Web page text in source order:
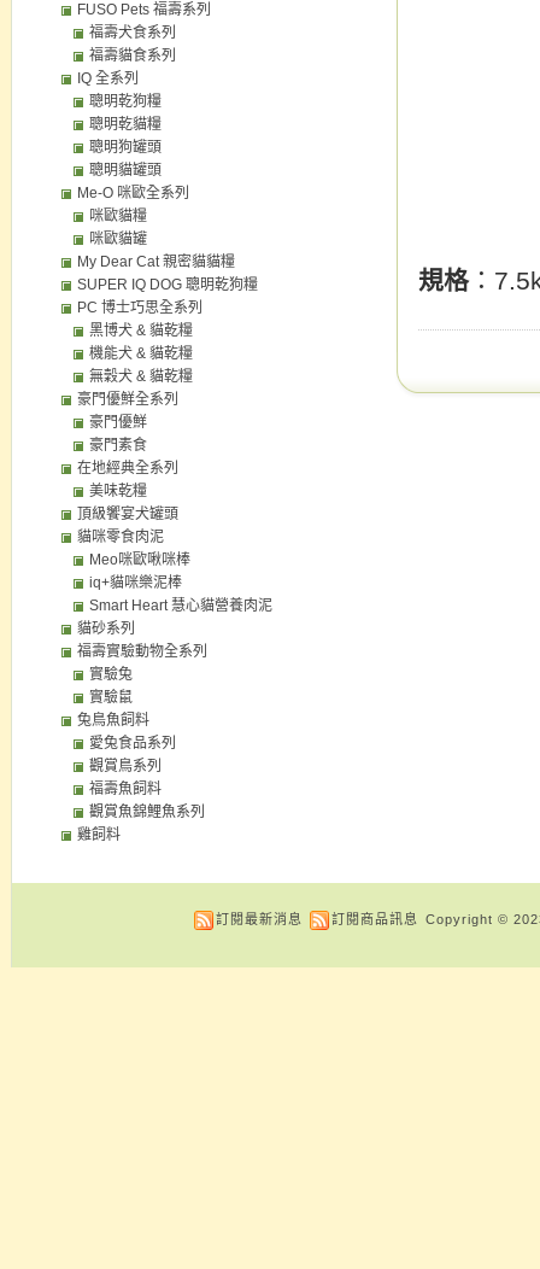
規格：
FUSO Pets 福壽系列
福壽犬食系列
福壽貓食系列
IQ 全系列
聰明乾狗糧
聰明乾貓糧
聰明狗罐頭
聰明貓罐頭
Me-O 咪歐全系列
咪歐貓糧
咪歐貓罐
My Dear Cat 親密貓貓糧
SUPER IQ DOG 聰明乾狗糧
PC 博士巧思全系列
黑博犬 & 貓乾糧
機能犬 & 貓乾糧
無穀犬 & 貓乾糧
豪門優鮮全系列
豪門優鮮
豪門素食
在地經典全系列
美味乾糧
頂級饗宴犬罐頭
貓咪零食肉泥
Meo咪歐啾咪棒
iq+貓咪樂泥棒
Smart Heart 慧心貓營養肉泥
貓砂系列
福壽實驗動物全系列
實驗兔
實驗鼠
兔鳥魚飼料
愛兔食品系列
觀賞鳥系列
福壽魚飼料
觀賞魚錦鯉魚系列
雞飼料
訂閱最新消息 訂閱商品訊息 Copyright ©